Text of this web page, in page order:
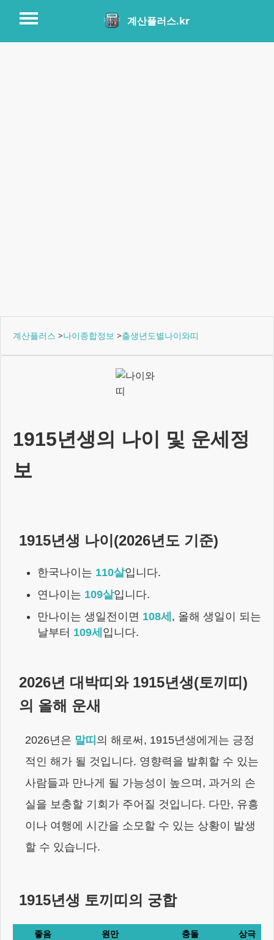
계산플러스.kr
계산플러스 >나이종합정보 >출생년도별나이와띠
1915년생의 나이 및 운세정
보
1915년생 나이(2026년도 기준)
한국나이는 110살입니다.
연나이는 109살입니다.
만나이는 생일전이면 108세 , 올해 생일이 되는
날부터 109세 입니다.
2026년 대박띠와 1915년생(토끼 띠)
의 올해 운새
2026년은 말띠 의 해로써, 1915년생에게는 긍정
적인 해가 될 것입니다. 영향력을 발휘할 수 있는
사람들과 만나게 될 가능성이 높으며, 과거의 손
실을 보충할 기회가 주어질 것입니다. 다만, 유흥
이나 여행에 시간을 소모할 수 있는 상황이 발생
할 수 있습니다.
1915년생 토끼 띠의 궁합
좋음 원만 충돌
상극